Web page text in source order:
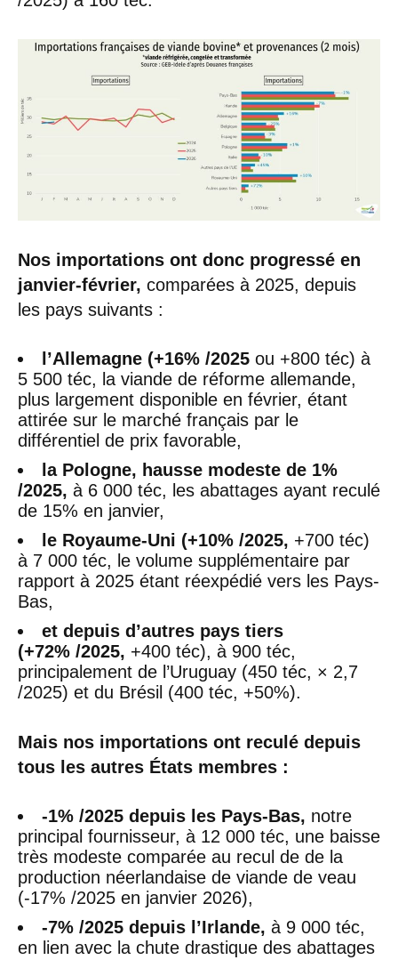
Nos importations ont donc progressé en
janvier-février, comparées à 2025, depuis
les pays suivants :
l’Allemagne (+16% /2025 ou +800 téc) à
5 500 téc, la viande de réforme allemande,
plus largement disponible en février, étant
attirée sur le marché français par le
différentiel de prix favorable,
la Pologne, hausse modeste de 1%
/2025, à 6 000 téc, les abattages ayant reculé
de 15% en janvier,
le Royaume-Uni (+10% /2025, +700 téc)
à 7 000 téc, le volume supplémentaire par
rapport à 2025 étant réexpédié vers les Pays-
Bas,
et depuis d’autres pays tiers
(+72% /2025, +400 téc), à 900 téc,
principalement de l’Uruguay (450 téc, × 2,7
/2025) et du Brésil (400 téc, +50%).
Mais nos importations ont reculé depuis
tous les autres États membres :
-1% /2025 depuis les Pays-Bas, notre
principal fournisseur, à 12 000 téc, une baisse
très modeste comparée au recul de de la
production néerlandaise de viande de veau
(-17% /2025 en janvier 2026),
-7% /2025 depuis l’Irlande, à 9 000 téc,
en lien avec la chute drastique des abattages